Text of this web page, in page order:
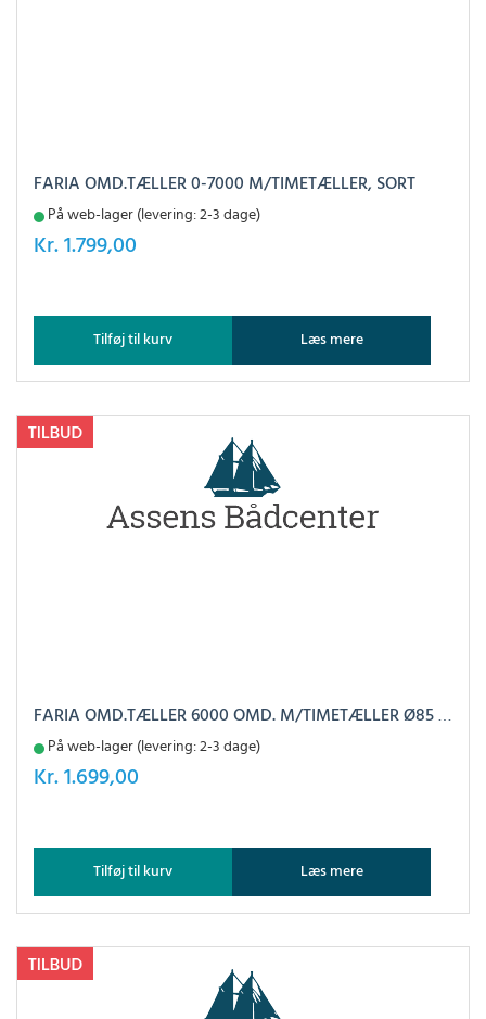
FARIA OMD.TÆLLER 0-7000 M/TIMETÆLLER, SORT
På web-lager (levering: 2-3 dage)
Kr.1.799,00
Tilføj til kurv Læs mere
FARIA OMD.TÆLLER 6000 OMD. M/TIMETÆLLER Ø85 - EURO BLACK
På web-lager (levering: 2-3 dage)
Kr.1.699,00
Tilføj til kurv Læs mere